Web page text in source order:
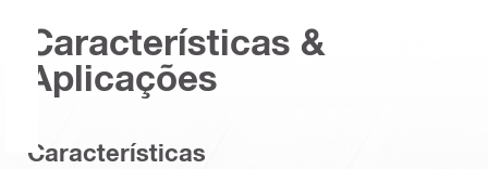
Características &
Aplicações
Características